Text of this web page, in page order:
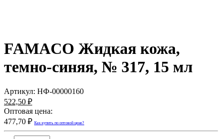
FAMACO Жидкая кожа,
темно-синяя, № 317, 15 мл
Артикул: НФ-00000160
522,50 ₽
Оптовая цена:
477,70 ₽ Как купить по оптовой цене?